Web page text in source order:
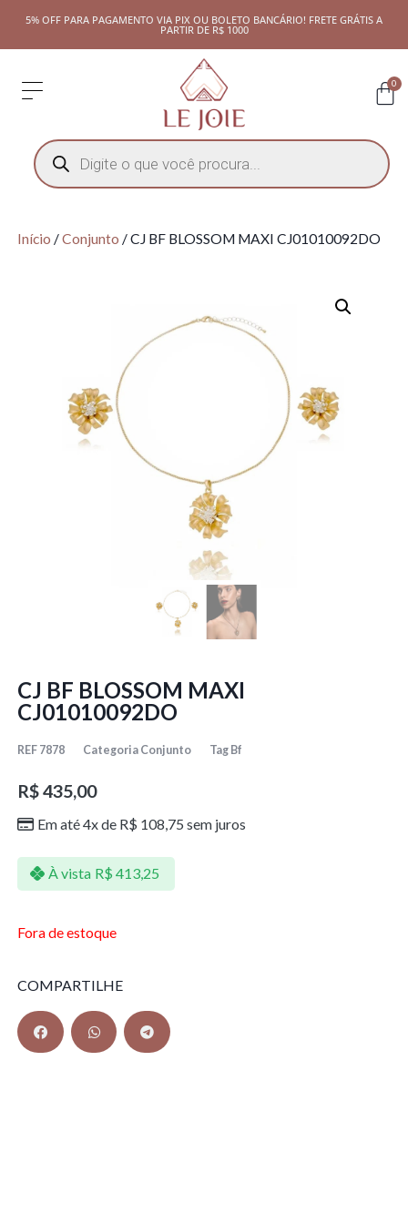
5% OFF PARA PAGAMENTO VIA PIX OU BOLETO BANCÁRIO! FRETE GRÁTIS A
PARTIR DE R$ 1000
0
Início /Conjunto / CJ BF BLOSSOM MAXI CJ01010092DO
CJ BF BLOSSOM MAXI
CJ01010092DO
REF 7878 Categoria Conjunto Tag Bf
R$435,00
Em até 4x de R$ 108,75 sem juros
À vista R$ 413,25
Fora de estoque
COMPARTILHE